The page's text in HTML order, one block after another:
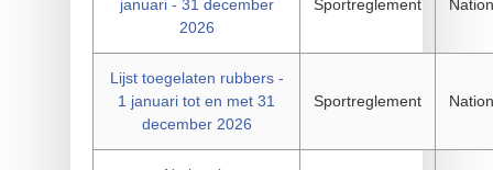
januari - 31 december
2026
Sportreglement
Lijst toegelaten rubbers -
1 januari tot en met 31
december 2026
Sportreglement